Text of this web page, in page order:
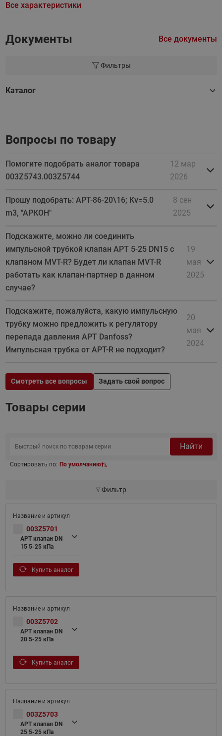
Все характеристики
Документы Все документы
Фильтры
Каталог
Вопросы по товару
Помогите подобрать аналог товара
003Z5743.003Z5744
12 мар
2026
Прошу подобрать: APT-86-20\16; Kv=5.0
m3, "APКОН"
8 сен
2025
Подскажите, можно ли соединить
импульсной трубкой клапан APT 5-25 DN15 с
клапаном MVT-R? Будет ли клапан MVT-R
работать как клапан-партнер в данном
случае?
19
мая
2025
Подскажите, пожалуйста, какую импульсную
трубку можно предложить к регулятору
перепада давления APT Danfoss?
Импульсная трубка от APT-R не подходит?
20
мая
2024
Смотреть все вопросы Задать свой вопрос
Товары серии
Найти
Сортировать по: По умолчанию
Фильтр
003Z5701
APT клапан DN
15 5-25 кПа
Купить аналог
003Z5702
APT клапан DN
20 5-25 кПа
Купить аналог
003Z5703
APT клапан DN
25 5-25 кПа